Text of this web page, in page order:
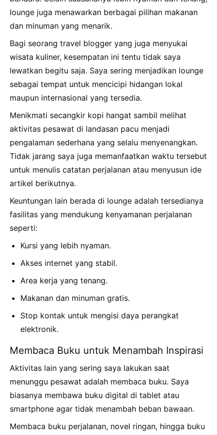
lounge juga menawarkan berbagai pilihan makanan
dan minuman yang menarik.
Bagi seorang travel blogger yang juga menyukai
wisata kuliner, kesempatan ini tentu tidak saya
lewatkan begitu saja. Saya sering menjadikan lounge
sebagai tempat untuk mencicipi hidangan lokal
maupun internasional yang tersedia.
Menikmati secangkir kopi hangat sambil melihat
aktivitas pesawat di landasan pacu menjadi
pengalaman sederhana yang selalu menyenangkan.
Tidak jarang saya juga memanfaatkan waktu tersebut
untuk menulis catatan perjalanan atau menyusun ide
artikel berikutnya.
Keuntungan lain berada di lounge adalah tersedianya
fasilitas yang mendukung kenyamanan perjalanan
seperti:
Kursi yang lebih nyaman.
Akses internet yang stabil.
Area kerja yang tenang.
Makanan dan minuman gratis.
Stop kontak untuk mengisi daya perangkat
elektronik.
Membaca Buku untuk Menambah Inspirasi
Aktivitas lain yang sering saya lakukan saat
menunggu pesawat adalah membaca buku. Saya
biasanya membawa buku digital di tablet atau
smartphone agar tidak menambah beban bawaan.
Membaca buku perjalanan, novel ringan, hingga buku